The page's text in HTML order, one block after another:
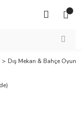
Dış Mekan & Bahçe